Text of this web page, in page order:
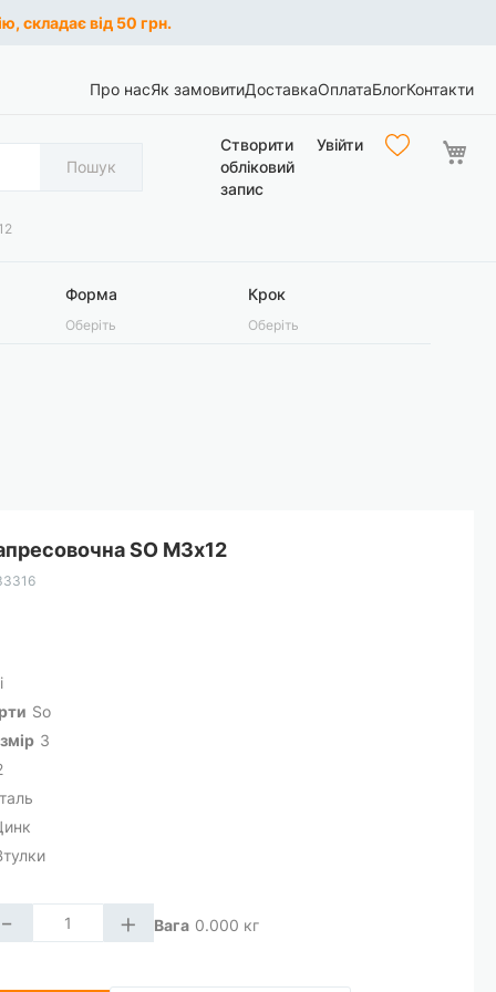
складає від 50 грн.
Про насЯк замовитиДоставкаОплатаБлогКонтакти
Пошук
Створити
обліковий
запис
Увійти
Форма
Оберіть
Крок
Оберіть
SO М3х12
So
3
- + Вага 0.000 кг